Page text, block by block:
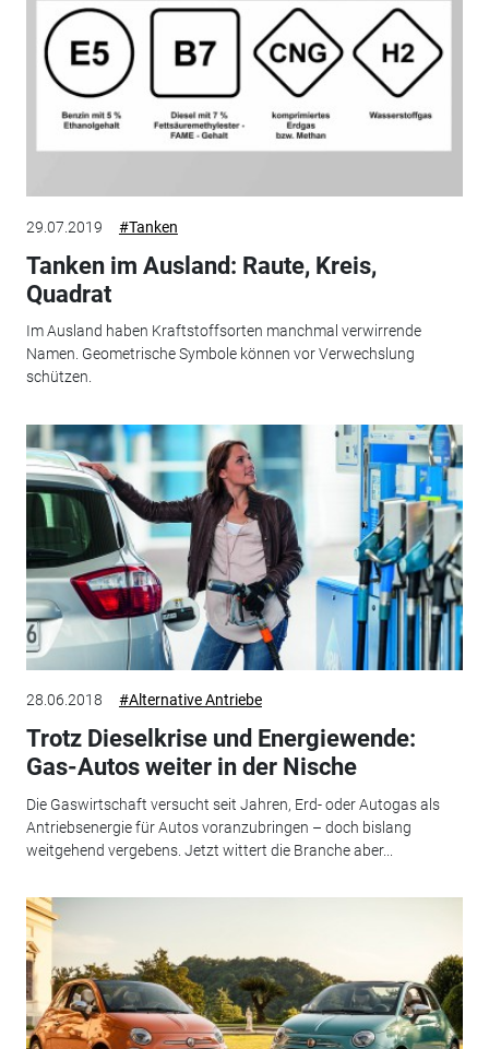
29.07.2019 #Tanken
Tanken im Ausland: Raute, Kreis,
Quadrat
Im Ausland haben Kraftstoffsorten manchmal verwirrende
Namen. Geometrische Symbole können vor Verwechslung
schützen.
28.06.2018 #Alternative Antriebe
Trotz Dieselkrise und Energiewende:
Gas-Autos weiter in der Nische
Die Gaswirtschaft versucht seit Jahren, Erd- oder Autogas als
Antriebsenergie für Autos voranzubringen – doch bislang
weitgehend vergebens. Jetzt wittert die Branche aber...